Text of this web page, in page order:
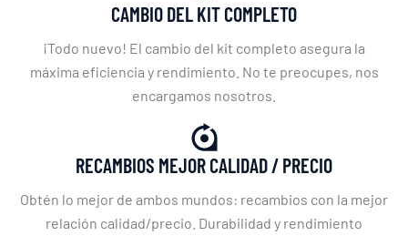
CAMBIO DEL KIT COMPLETO
¡Todo nuevo! El cambio del kit completo asegura la
máxima eficiencia y rendimiento. No te preocupes, nos
encargamos nosotros.
RECAMBIOS MEJOR CALIDAD / PRECIO
Obtén lo mejor de ambos mundos: recambios con la mejor
relación calidad/precio. Durabilidad y rendimiento